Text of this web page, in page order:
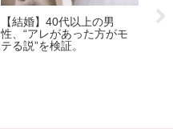
【結婚】40代以上の男
性、“アレがあった方がモ
テる説”を検証。
【